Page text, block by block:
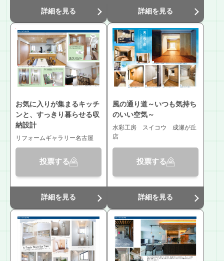
詳細を見る 詳細を見る
お気に入りが集まるキッチ
ンと、すっきり暮らせる収
納設計
リフォームギャラリー名古屋
投票する
詳細を見る
風の通り道～いつも気持ち
のいい空気～
水彩工房 スイコウ 成瀬が丘
店
投票する
詳細を見る